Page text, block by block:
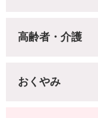
高齢者・介護
おくやみ